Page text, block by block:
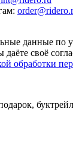
:
данные по
своё
обработки